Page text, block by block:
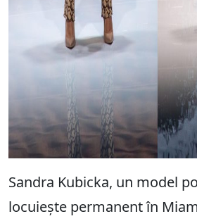
Sandra Kubicka, un model
locuiește permanent în